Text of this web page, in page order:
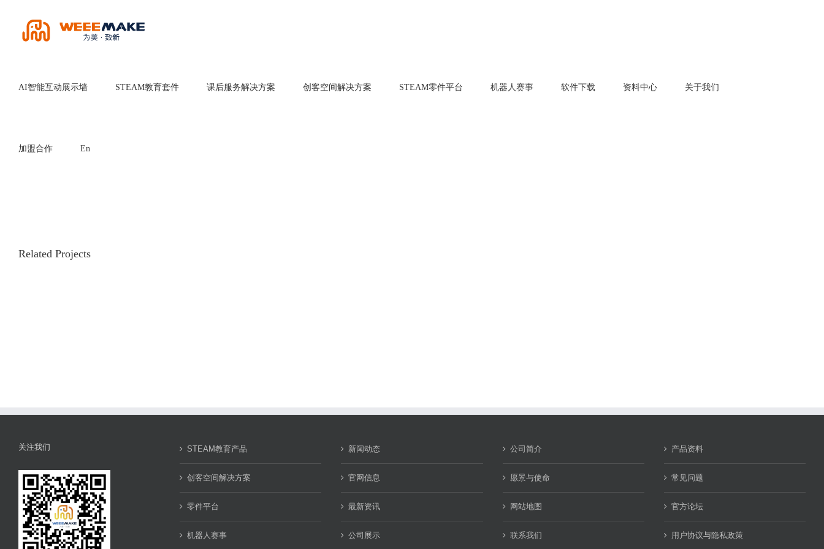
content
AI智能互动展示墙 STEAM教育套件 课后服务解决方案 创客空间解决方案 STEAM零件平台 机器人赛事 软件下载 资料中心 关于我们
加盟合作 En
Related Projects
关注我们 STEAM教育产品
创客空间解决方案
零件平台
机器人赛事
新闻动态
官网信息
最新资讯
公司展示
公司简介
愿景与使命
网站地图
联系我们
产品资料
常见问题
官方论坛
用户协议与隐私政策